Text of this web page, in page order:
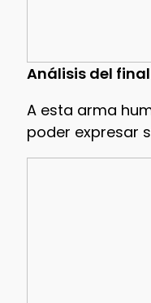
Análisis del
A esta arma
poder expresar